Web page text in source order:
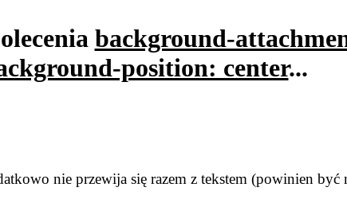
background-
position: center...
nie przewija się razem z tekstem (powinien być